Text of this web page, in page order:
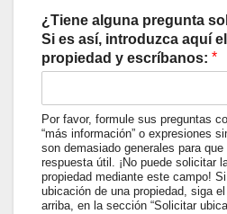
¿Tiene alguna pregunta
Si es así, introduzca aquí
propiedad y escríbanos: *
Por favor, formule sus preguntas
“más información” o expresiones
son demasiado generales para
respuesta útil. ¡No puede solicitar
propiedad mediante este campo!
ubicación de una propiedad, siga
arriba, en la sección “Solicitar